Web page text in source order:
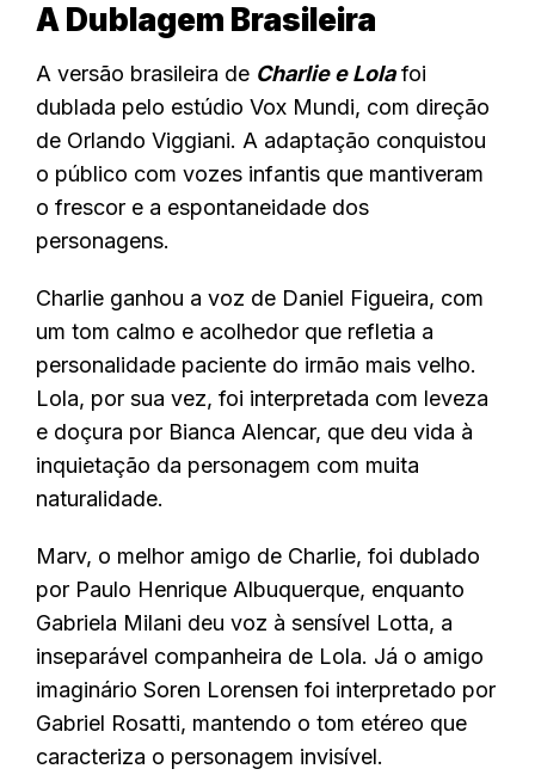
A Dublagem Brasileira
A versão brasileira de Charlie e Lolafoi
dublada pelo estúdio Vox Mundi, com direção
de Orlando Viggiani. A adaptação conquistou
o público com vozes infantis que mantiveram
o frescor e a espontaneidade dos
personagens.
Charlie ganhou a voz de Daniel Figueira, com
um tom calmo e acolhedor que refletia a
personalidade paciente do irmão mais velho.
Lola, por sua vez, foi interpretada com leveza
e doçura por Bianca Alencar, que deu vida à
inquietação da personagem com muita
naturalidade.
Marv, o melhor amigo de Charlie, foi dublado
por Paulo Henrique Albuquerque, enquanto
Gabriela Milani deu voz à sensível Lotta, a
inseparável companheira de Lola. Já o amigo
imaginário Soren Lorensen foi interpretado por
Gabriel Rosatti, mantendo o tom etéreo que
caracteriza o personagem invisível.